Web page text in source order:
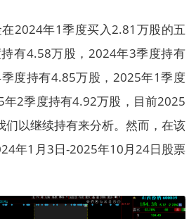
2024年1季度买入2.81万股的五
有4.58万股，2024年3季度持有
度持有4.85万股，2025年1季度
2季度持有4.92万股，目前2025
们以继续持有来分析。然而，在该
年1月3日-2025年10月24日股票